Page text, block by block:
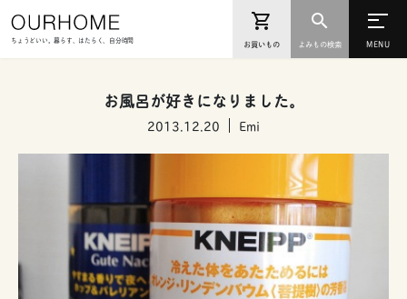
ちょうどいい。暮らす、はたらく、自分時間
お風呂が好きになりました。
2013.12.20 Emi
お買いもの よみもの検索